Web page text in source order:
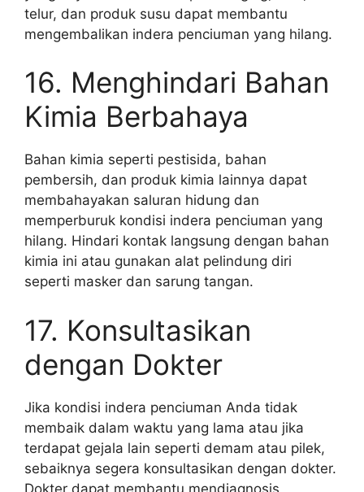
telur, dan produk susu dapat membantu
mengembalikan indera penciuman yang hilang.
16. Menghindari Bahan
Kimia Berbahaya
Bahan kimia seperti pestisida, bahan
pembersih, dan produk kimia lainnya dapat
membahayakan saluran hidung dan
memperburuk kondisi indera penciuman yang
hilang. Hindari kontak langsung dengan bahan
kimia ini atau gunakan alat pelindung diri
seperti masker dan sarung tangan.
17. Konsultasikan
dengan Dokter
Jika kondisi indera penciuman Anda tidak
membaik dalam waktu yang lama atau jika
terdapat gejala lain seperti demam atau pilek,
sebaiknya segera konsultasikan dengan dokter.
Dokter dapat membantu mendiagnosis